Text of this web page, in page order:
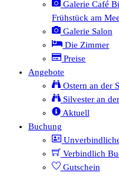
Galerie Café
Frühstück am
Galerie Salon
Die Zimmer
Preise
Angebote
Ostern an der
Silvester an
Aktuell
Buchung
Verbindlich
Gutschein